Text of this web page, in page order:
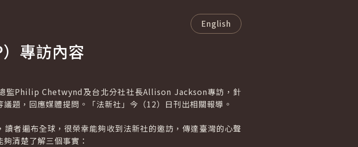
English
）專訪內容
監Philip Chetwynd及台北分社社長Allison Jackson專訪，針
題，回應媒體提問。「法新社」今（12）日刊出相關報導。
者遍布全球，很榮幸能夠收到法新社的邀訪，傳達臺灣的心聲
清楚了解三個事實：